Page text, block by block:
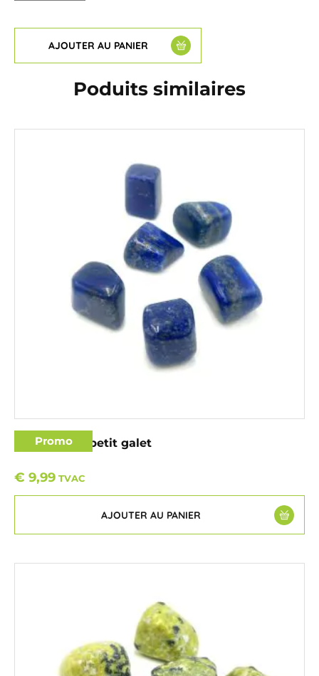
AJOUTER AU PANIER
Poduits similaires
Promo
Lapis Lazuli petit galet
€ 9,99 TVAC
AJOUTER AU PANIER